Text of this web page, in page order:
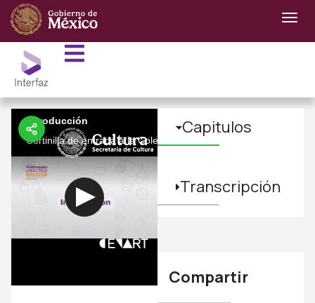
Introducción
Cortinilla de entrada a la Colección
Capitulos
Transcripción
Compartir